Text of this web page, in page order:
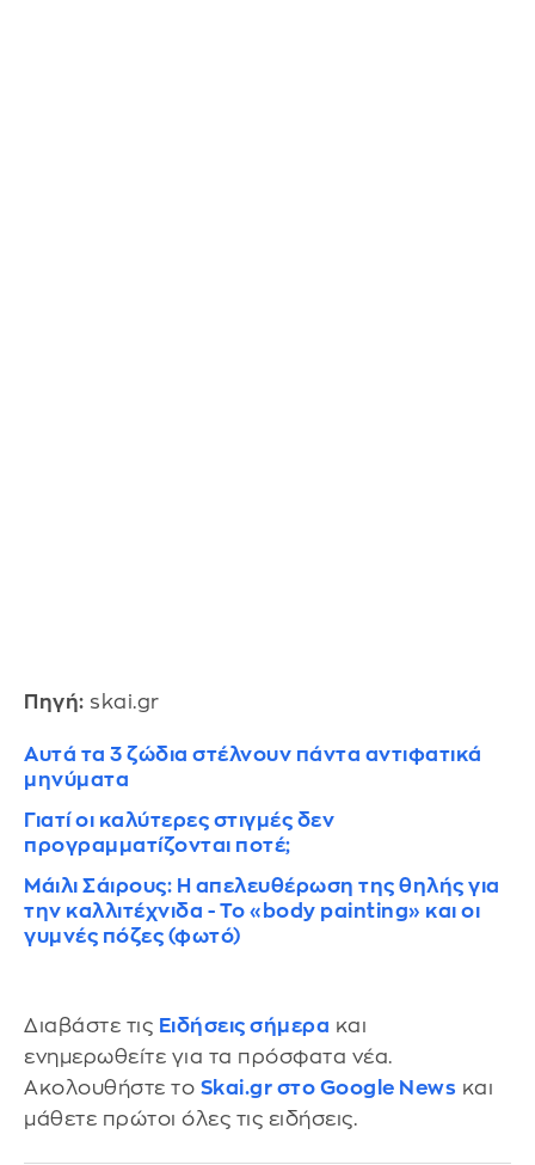
Πηγή: skai.gr
Αυτά τα 3 ζώδια στέλνουν πάντα αντιφατικά
μηνύματα
Γιατί οι καλύτερες στιγμές δεν
προγραμματίζονται ποτέ;
Μάιλι Σάιρους: Η απελευθέρωση της θηλής για
την καλλιτέχνιδα - Το «body painting» και οι
γυμνές πόζες (φωτό)
Διαβάστε τις Ειδήσεις σήμερα και
ενημερωθείτε για τα πρόσφατα νέα.
Ακολουθήστε το Skai.gr στο Google News και
μάθετε πρώτοι όλες τις ειδήσεις.